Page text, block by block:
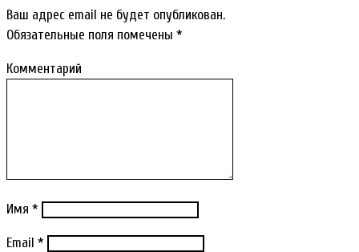
Ваш адрес email не будет опубликован.
Обязательные поля помечены *
Комментарий
Имя *
Email *